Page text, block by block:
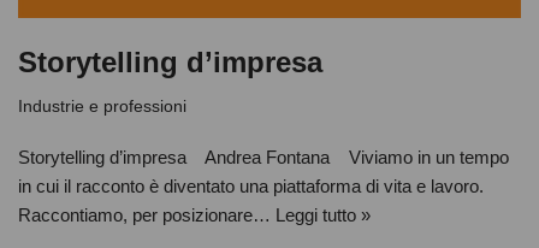
Storytelling d’impresa
Industrie e professioni
Storytelling d’impresa Andrea Fontana Viviamo in un tempo
in cui il racconto è diventato una piattaforma di vita e lavoro.
Raccontiamo, per posizionare… Leggi tutto »